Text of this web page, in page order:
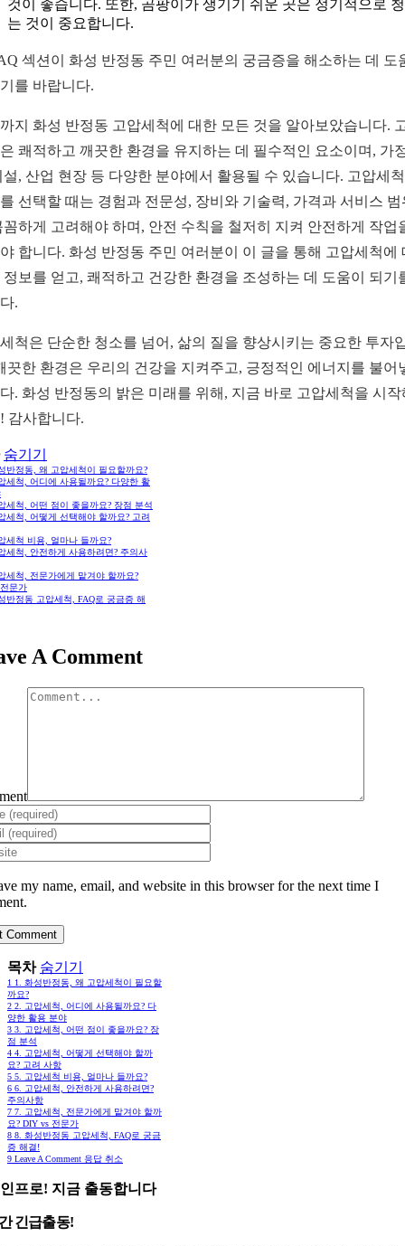
것이 좋습니다. 또한, 곰팡이가 생기기 쉬운 곳은 정기적으로
는 것이 중요합니다.
섹션이 화성 반정동 주민 여러분의 궁금증을 해소하는 데 도
를 바랍니다.
지 화성 반정동 고압세척에 대한 모든 것을 알아보았습니다.
쾌적하고 깨끗한 환경을 유지하는 데 필수적인 요소이며, 가
설, 산업 현장 등 다양한 분야에서 활용될 수 있습니다. 고압세
선택할 때는 경험과 전문성, 장비와 기술력, 가격과 서비스 범
꼼하게 고려해야 하며, 안전 수칙을 철저히 지켜 안전하게 작업
합니다. 화성 반정동 주민 여러분이 이 글을 통해 고압세척에
정보를 얻고, 쾌적하고 건강한 환경을 조성하는 데 도움이 되기
.
척은 단순한 청소를 넘어, 삶의 질을 향상시키는 중요한 투자
끗한 환경은 우리의 건강을 지켜주고, 긍정적인 에너지를 불어
. 화성 반정동의 밝은 미래를 위해, 지금 바로 고압세척을 시작
감사합니다.
숨기기
반정동, 왜 고압세척이 필요할까요?
세척, 어디에 사용될까요? 다양한 활
세척, 어떤 점이 좋을까요? 장점 분석
세척, 어떻게 선택해야 할까요? 고려
세척 비용, 얼마나 들까요?
세척, 안전하게 사용하려면? 주의사
세척, 전문가에게 맡겨야 할까요?
문가
반정동 고압세척, FAQ로 궁금증 해
A Comment
my name, email, and website in this browser for the next time I
목차 숨기기
1 1. 화성반정동, 왜 고압세척이 필요할
까요?
2 2. 고압세척, 어디에 사용될까요? 다
양한 활용 분야
3 3. 고압세척, 어떤 점이 좋을까요? 장
점 분석
4 4. 고압세척, 어떻게 선택해야 할까
요? 고려 사항
5 5. 고압세척 비용, 얼마나 들까요?
6 6. 고압세척, 안전하게 사용하려면?
주의사항
7 7. 고압세척, 전문가에게 맡겨야 할까
요? DIY vs 전문가
8 8. 화성반정동 고압세척, FAQ로 궁금
증 해결!
9 Leave A Comment 응답 취소
프로! 지금 출동합니다
긴급출동!